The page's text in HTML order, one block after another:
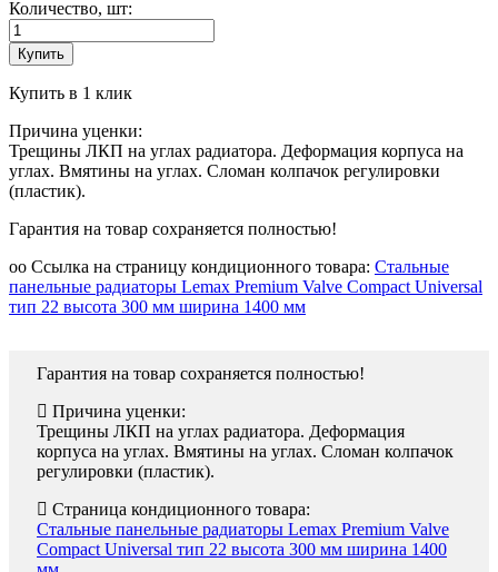
Количество, шт:
Купить
Купить в 1 клик
Причина уценки:
Трещины ЛКП на углах радиатора. Деформация корпуса на
углах. Вмятины на углах. Сломан колпачок регулировки
(пластик).
Гарантия на товар сохраняется полностью!
oo Ссылка на страницу кондиционного товара: Стальные
панельные радиаторы Lemax Premium Valve Compact Universal
тип 22 высота 300 мм ширина 1400 мм
Гарантия на товар сохраняется полностью!
Причина уценки:
Трещины ЛКП на углах радиатора. Деформация
корпуса на углах. Вмятины на углах. Сломан колпачок
регулировки (пластик).
Страница кондиционного товара:
Стальные панельные радиаторы Lemax Premium Valve
Compact Universal тип 22 высота 300 мм ширина 1400